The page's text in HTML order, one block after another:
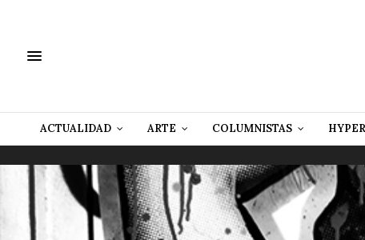
ACTUALIDAD ARTE COLUMNISTAS